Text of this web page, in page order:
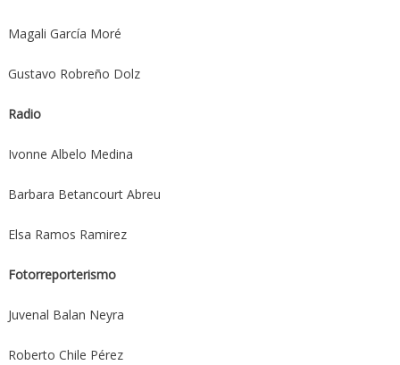
Magali García Moré
Gustavo Robreño Dolz
Radio
Ivonne Albelo Medina
Barbara Betancourt Abreu
Elsa Ramos Ramirez
Fotorreporterismo
Juvenal Balan Neyra
Roberto Chile Pérez